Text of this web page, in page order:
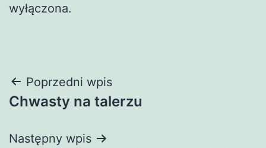
wyłączona.
Nawigacja
wpisu
Poprzedni wpis
Chwasty na talerzu
Następny wpis